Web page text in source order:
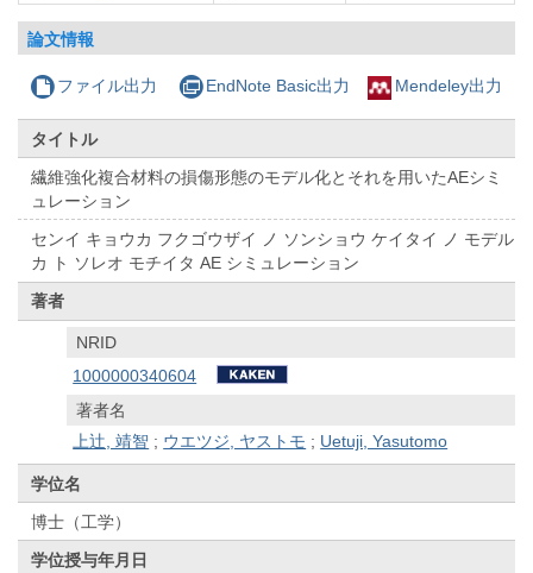
論文情報
ファイル出力 EndNote Basic出力 Mendeley出力
タイトル
繊維強化複合材料の損傷形態のモデル化とそれを用いたAEシミ
ュレーション
センイ キョウカ フクゴウザイ ノ ソンショウ ケイタイ ノ モデル
カ ト ソレオ モチイタ AE シミュレーション
著者
NRID
1000000340604
著者名
上辻, 靖智 ; ウエツジ, ヤストモ ; Uetuji, Yasutomo
学位名
博士（工学）
学位授与年月日